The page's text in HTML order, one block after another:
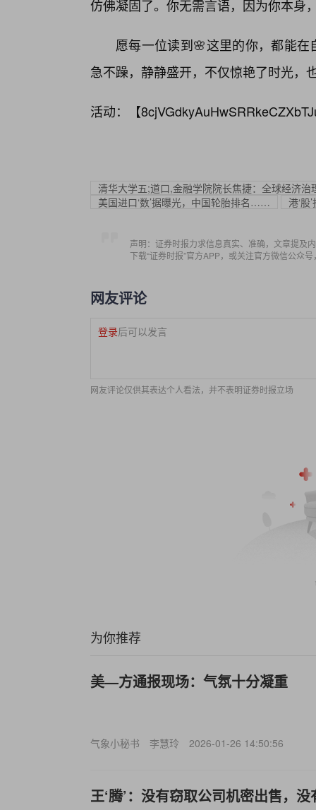
仿佛凝固了。你无需言语，因为你本身
愿每一位读到🌸这里的你，都能在
急不躁，静静盛开，不仅惊艳了时光，
活动：【
清华大学五;道口,金融学院院长焦捷：全球经济治
美国进口‘数’据曝光，中国轮胎排名……
港‘股
声明：证券时报力求信息真实、准确，文章提及
下载“证券时报”官方APP，或关注官方微信公众
网友评论
登录后可以发言
网友评论仅供其表达个人看法，并不表明证券时报立场
为你推荐
美—方通报现场：气氛十分凝重
气象小秘书 李慧玲 2026-01-26 14:50:56
王‘腾’：没有窃取公司机密出售，